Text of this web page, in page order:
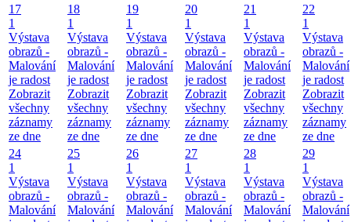
17
1
Výstava
obrazů -
Malování
je radost
Zobrazit
všechny
záznamy
ze dne
18
1
Výstava
obrazů -
Malování
je radost
Zobrazit
všechny
záznamy
ze dne
19
1
Výstava
obrazů -
Malování
je radost
Zobrazit
všechny
záznamy
ze dne
20
1
Výstava
obrazů -
Malování
je radost
Zobrazit
všechny
záznamy
ze dne
21
1
Výstava
obrazů -
Malování
je radost
Zobrazit
všechny
záznamy
ze dne
22
1
Výstava
obrazů -
Malování
je radost
Zobrazit
všechny
záznamy
ze dne
24
1
Výstava
obrazů -
Malování
25
1
Výstava
obrazů -
Malování
26
1
Výstava
obrazů -
Malování
27
1
Výstava
obrazů -
Malování
28
1
Výstava
obrazů -
Malování
29
1
Výstava
obrazů -
Malování